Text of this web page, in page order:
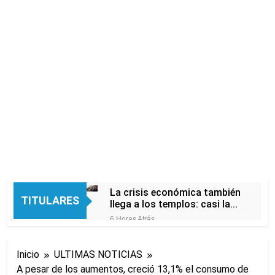
TITULARES
La crisis económica también
llega a los templos: casi la
mitad de quienes buscan
6 Horas Atrás
12 Horas Atrás
Inicio
ULTIMAS NOTICIAS
A pesar de los aumentos, creció 13,1% el consumo de